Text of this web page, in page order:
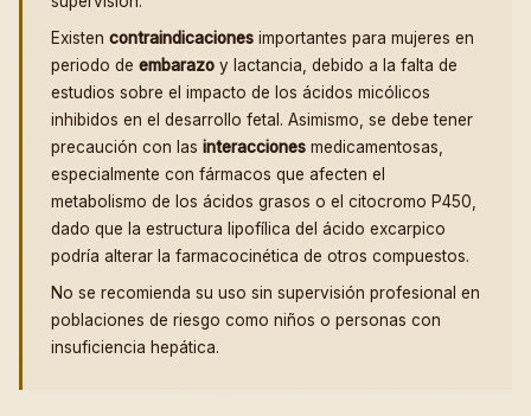
Existen contraindicaciones importantes para mujeres en
periodo de embarazo y lactancia, debido a la falta de
estudios sobre el impacto de los ácidos micólicos
inhibidos en el desarrollo fetal. Asimismo, se debe tener
precaución con las interacciones medicamentosas,
especialmente con fármacos que afecten el
metabolismo de los ácidos grasos o el citocromo P450,
dado que la estructura lipofílica del ácido excarpico
podría alterar la farmacocinética de otros compuestos.
No se recomienda su uso sin supervisión profesional en
poblaciones de riesgo como niños o personas con
insuficiencia hepática.